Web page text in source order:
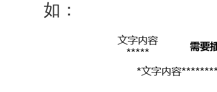
如：